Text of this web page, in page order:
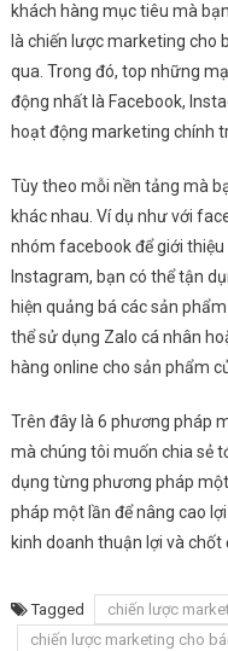
khách hàng mục tiêu mà
là chiến lược marketing cho
qua. Trong đó, top những
động nhất là Facebook,
hoạt động marketing chính
Tùy theo mỗi nền tảng mà
khác nhau. Ví dụ như với
nhóm facebook để giới
Instagram, bạn có thể tận
hiện quảng bá các sản
thể sử dụng Zalo cá nhân
hàng online cho sản phẩm
Trên đây là 6 phương pháp
mà chúng tôi muốn chia sẻ
dụng từng phương pháp
pháp một lần để nâng cao
kinh doanh thuận lợi và
Tagged
chiến lược
chiến lược marketing cho